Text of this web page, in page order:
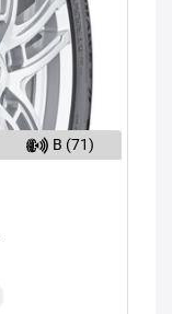
B (71)